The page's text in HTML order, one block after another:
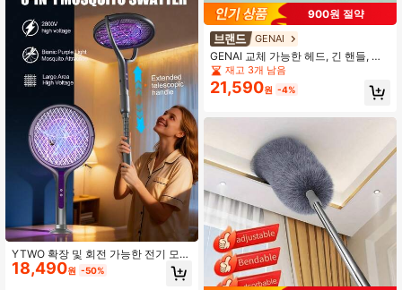
YTWO 확장 및 회전 가능한 전기 모기
채, 리튬 배터리 벽걸이 충전식 모기
살충기, 넓은 범위 커버를 위한 길어진
18,490원 -50%
900원 절약
GENAI
GENAI 교체 가능한 헤드, 긴 핸들, 강
력한 모터 및 부드러운 털로 이루어진
전기 바디 스크러버, 모든 피부 타입을
위한 깊은 클렌징 및 각질 제거 브러시
재고 3개 남음
21,590원 -4%